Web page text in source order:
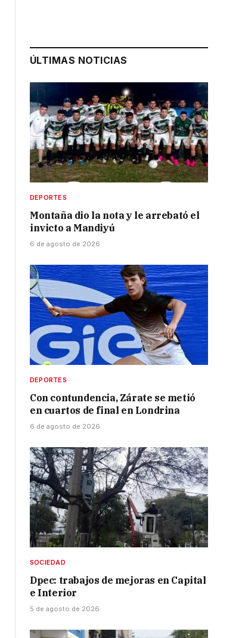
ÚLTIMAS NOTICIAS
DEPORTES
Montaña dio la nota y le arrebató el
invicto a Mandiyú
6 de agosto de 2026
DEPORTES
Con contundencia, Zárate se metió
en cuartos de final en Londrina
6 de agosto de 2026
SOCIEDAD
Dpec: trabajos de mejoras en Capital
e Interior
5 de agosto de 2026